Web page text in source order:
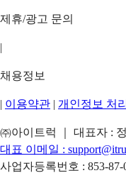
제휴/광고 문의
|
채용정보
| 이용약관 | 개인정보 처
㈜아이트럭 ｜ 대표자 :
대표 이메일 :
사업자등록번호 : 853-87-